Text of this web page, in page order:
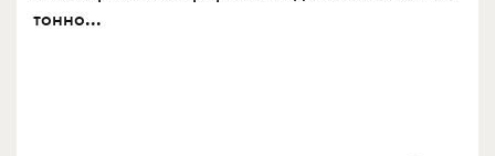
тонно...